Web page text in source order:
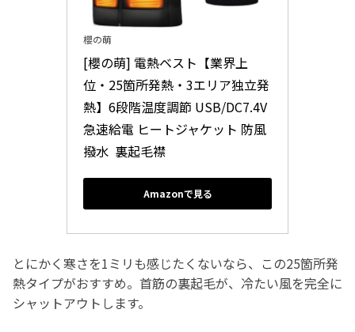
櫻の萌
[櫻の萌] 電熱ベスト【業界上
位・25箇所発熱・3エリア独立発
熱】6段階温度調節 USB/DC7.4V
急速給電 ヒートジャケット 防風
撥水  裏起毛襟
Amazonで見る
とにかく寒さを1ミリも感じたくないなら、この25箇所発
熱タイプがおすすめ。首筋の裏起毛が、冷たい風を完全に
シャットアウトします。